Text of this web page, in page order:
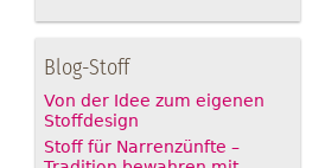
Blog-Stoff
Von der Idee zum eigenen
Stoffdesign
Stoff für Narrenzünfte –